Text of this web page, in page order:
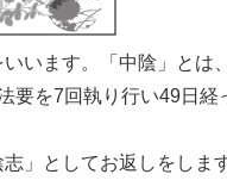
います。「中陰」とは
要を7回執り行い49日経
」としてお返しをしま